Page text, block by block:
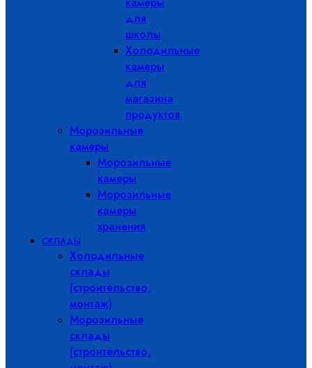
для
школы
Холодильные
камеры
для
магазина
продуктов
Морозильные
камеры
Морозильные
камеры
Морозильные
камеры
хранения
СКЛАДЫ
Холодильные
склады
(строительство,
монтаж)
Морозильные
склады
(строительство,